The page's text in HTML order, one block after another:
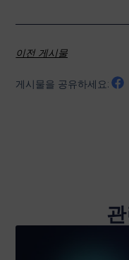
이전 게시물
게시물을 공유하세요: